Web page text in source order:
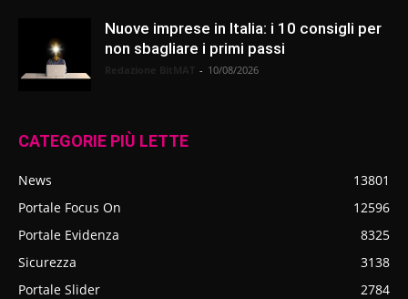
Nuove imprese in Italia: i 10 consigli per
non sbagliare i primi passi
- 10/08/2026
CATEGORIE PIÙ LETTE
News
13801
Portale Focus On
12596
Portale Evidenza
8325
Sicurezza
3138
Portale Slider
2784